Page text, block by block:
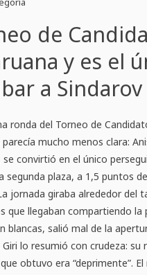
de
y es el
a Sindarov
ronda del Torneo de
mucho menos clara:
se convirtió en el único
segunda plaza, a 1,5 puntos
jornada giraba alrededor del
que llegaban compartiendo
blancas, salió mal de la
lo resumió con crudeza:
obtuvo era “deprimente”.